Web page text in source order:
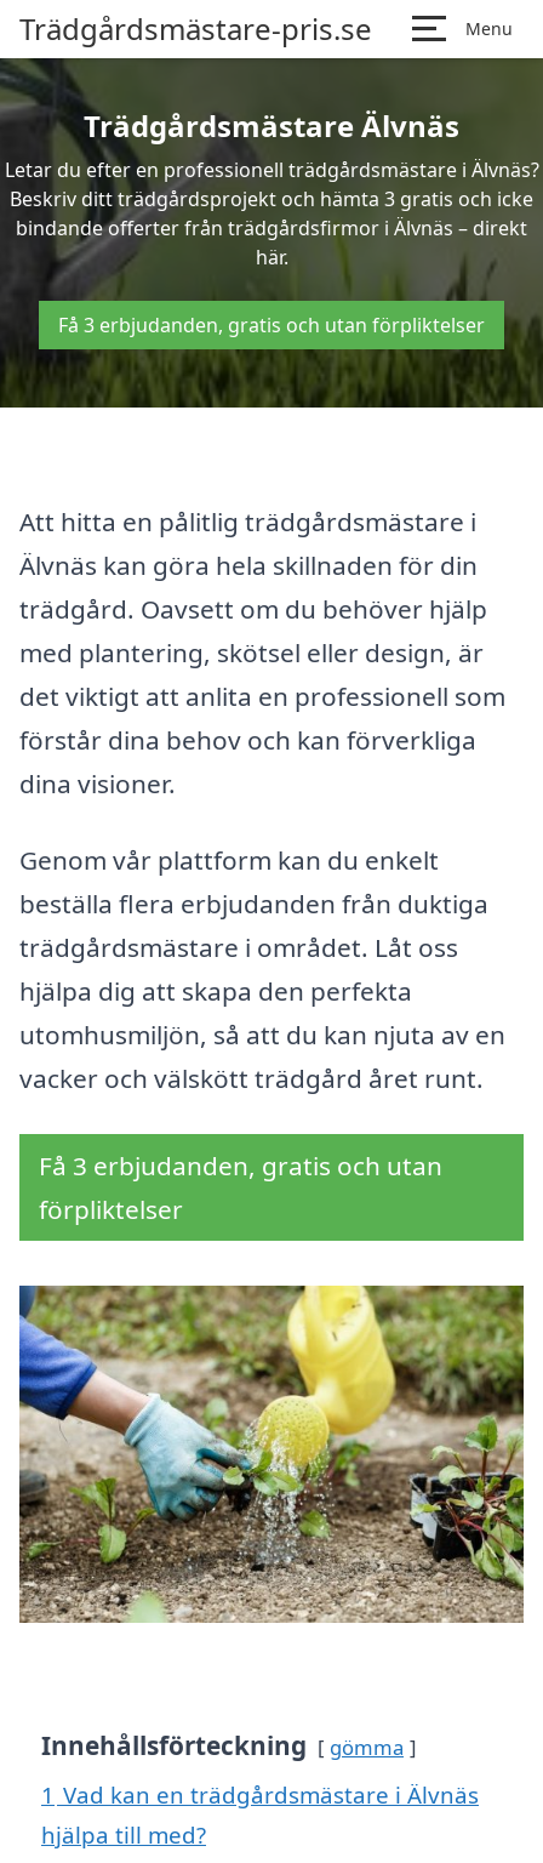
Trädgårdsmästare-pris.se Menu
Trädgårdsmästare Älvnäs
Letar du efter en professionell trädgårdsmästare i Älvnäs?
Beskriv ditt trädgårdsprojekt och hämta 3 gratis och icke
bindande offerter från trädgårdsfirmor i Älvnäs – direkt
här.
Få 3 erbjudanden, gratis och utan förpliktelser
Att hitta en pålitlig trädgårdsmästare i
Älvnäs kan göra hela skillnaden för din
trädgård. Oavsett om du behöver hjälp
med plantering, skötsel eller design, är
det viktigt att anlita en professionell som
förstår dina behov och kan förverkliga
dina visioner.
Genom vår plattform kan du enkelt
beställa flera erbjudanden från duktiga
trädgårdsmästare i området. Låt oss
hjälpa dig att skapa den perfekta
utomhusmiljön, så att du kan njuta av en
vacker och välskött trädgård året runt.
Få 3 erbjudanden, gratis och utan
förpliktelser
Innehållsförteckning gömma
1 Vad kan en trädgårdsmästare i Älvnäs
hjälpa till med?